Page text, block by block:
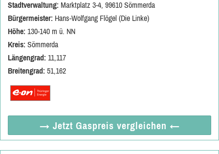
Stadtverwaltung: Marktplatz 3-4, 99610 Sömmerda
Bürgermeister: Hans-Wolfgang Flögel (Die Linke)
Höhe: 130-140 m ü. NN
Kreis: Sömmerda
Längengrad: 11,117
Breitengrad: 51,162
→ Jetzt Gaspreis vergleichen ←